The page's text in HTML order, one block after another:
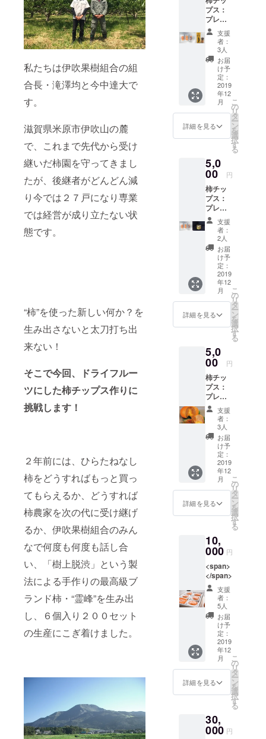
私たちは伊吹果樹組合の組
合長・滝澤均と今中達大で
す。
滋賀県米原市伊吹山の麓
で、これまで先代から受け
継いだ柿園を守ってきまし
たが、後継者がどんどん減
り今では２７戸になり専業
では経営が成り立たない状
態です。
“柿”を使った新しい何か？を
生み出さないと太刀打ち出
来ない！
そこで今回、ドライフルー
ツにした柿チップス作りに
挑戦します！
２年前には、ひらたねなし
柿をどうすればもっと買っ
てもらえるか、どうすれば
柿農家を次の代に受け継げ
るか、伊吹果樹組合のみん
なで何度も何度も話し合
い、「樹上脱渋」という製
法による手作りの最高級ブ
ランド柿・“霊峰”を生み出
し、６個入り２００セット
の生産にこぎ着けました。
プス：
プレー
ン、ソ
ルト、
チョコ
各1袋
（計3
袋） 内
容量：1
袋あた
り約40g
賞味期
限：製
造日か
ら180日
支援
者：
3人
お届
け予
定：
2019
年12
月
詳細を見る
こ
の
リ
タ
ー
ン
を
選
択
す
る
5,0
00 円
柿チッ
プス：
プレー
ン、ソ
ルト、
チョコ
各2袋
（計6
袋） 内
容量：1
袋あた
り約40g
賞味期
限：製
造日か
ら180日
支援
者：
2人
お届
け予
定：
2019
年12
月
詳細を見る
こ
の
リ
タ
ー
ン
を
選
択
す
る
5,0
00 円
柿チッ
プス：
プレー
ン、ソ
ルト、
チョコ
各2袋
（計6
袋） 内
容量：1
袋あた
り約40g
賞味期
限：製
造日か
ら180日
支援
者：
3人
お届
け予
定：
2019
年12
月
詳細を見る
こ
の
リ
タ
ー
ン
を
選
択
す
る
10,
000 円
<span>
</span>
支援
者：
5人
お届
け予
定：
2019
年12
月
詳細を見る
こ
の
リ
タ
ー
ン
を
選
択
す
る
30,
000 円